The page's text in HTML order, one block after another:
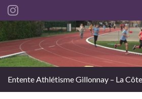
Search for:
Entente Athlétisme Gillonnay – La